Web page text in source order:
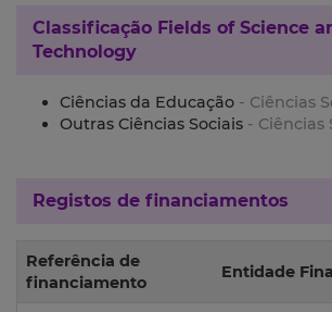
Classificação Fields of Science
Technology
Ciências da Educação - Ciências
Outras Ciências Sociais - Ciências
Registos de financiamentos
Referência de
financiamento
Entidade